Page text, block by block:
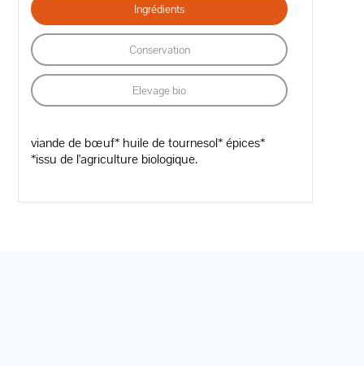
Ingrédients
Conservation
Elevage bio
viande de bœuf* huile de tournesol* épices*
*issu de l'agriculture biologique.